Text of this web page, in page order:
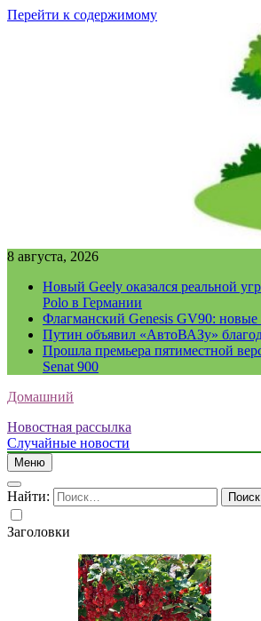
Перейти к содержимому
8 августа, 2026
Новый Geely оказался реальной
Polo в Германии
Флагманский Genesis GV90: новые
Путин объявил «АвтоВАЗу»
Прошла премьера пятиместной
Senat 900
Домашний
Новостная рассылка
Случайные новости
Меню
Найти:
Заголовки